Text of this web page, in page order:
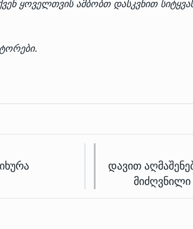
ყოველთვის ამბობთ დასკვნით
დავით
მიძღვნილი